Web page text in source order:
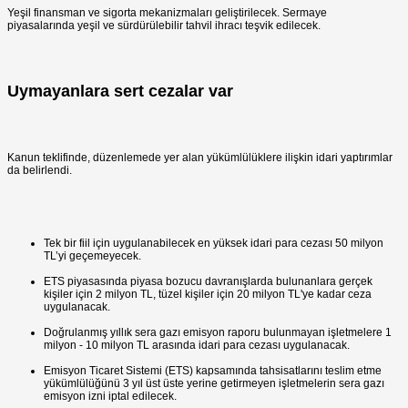
Yeşil finansman ve sigorta mekanizmaları geliştirilecek. Sermaye
piyasalarında yeşil ve sürdürülebilir tahvil ihracı teşvik edilecek.
Uymayanlara sert cezalar var
Kanun teklifinde, düzenlemede yer alan yükümlülüklere ilişkin idari yaptırımlar
da belirlendi.
Tek bir fiil için uygulanabilecek en yüksek idari para cezası 50 milyon
TL’yi geçemeyecek.
ETS piyasasında piyasa bozucu davranışlarda bulunanlara gerçek
kişiler için 2 milyon TL, tüzel kişiler için 20 milyon TL'ye kadar ceza
uygulanacak.
Doğrulanmış yıllık sera gazı emisyon raporu bulunmayan işletmelere 1
milyon - 10 milyon TL arasında idari para cezası uygulanacak.
Emisyon Ticaret Sistemi (ETS) kapsamında tahsisatlarını teslim etme
yükümlülüğünü 3 yıl üst üste yerine getirmeyen işletmelerin sera gazı
emisyon izni iptal edilecek.